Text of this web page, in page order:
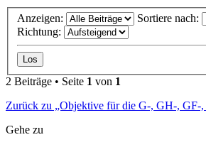
Anzeigen:
Sortiere nach:
Richtung:
2 Beiträge • Seite 1 von 1
Zurück zu „Objektive für die G-, GH-, GF-
Gehe zu